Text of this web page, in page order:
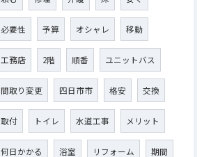
必要性 予算 オシャレ 移動
工務店 2階 順番 ユニットバス
間取り変更 四日市市 格安 交換
取付 トイレ 水道工事 メリット
何日かかる 浴室 リフォーム 期間